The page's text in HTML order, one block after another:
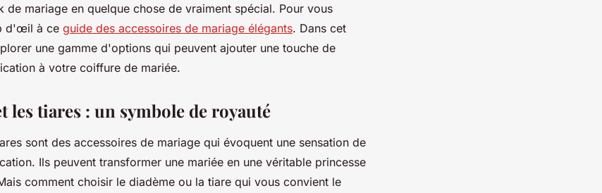
de mariage en quelque chose de vraiment spécial. Pour vous
d'œil à ce guide des accessoires de mariage élégants. Dans cet
une gamme d'options qui peuvent ajouter une touche de
à votre coiffure de mariée.
les tiares : un symbole de royauté
sont des accessoires de mariage qui évoquent une sensation de
Ils peuvent transformer une mariée en une véritable princesse
comment choisir le diadème ou la tiare qui vous convient le